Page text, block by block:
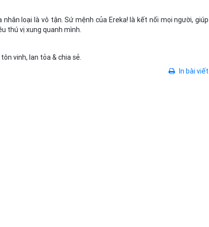
loại là vô tận. Sứ mệnh của Ereka! là kết nối mọi người, giúp
thú vị xung quanh mình.
vinh, lan tỏa & chia sẻ.
In bài viết